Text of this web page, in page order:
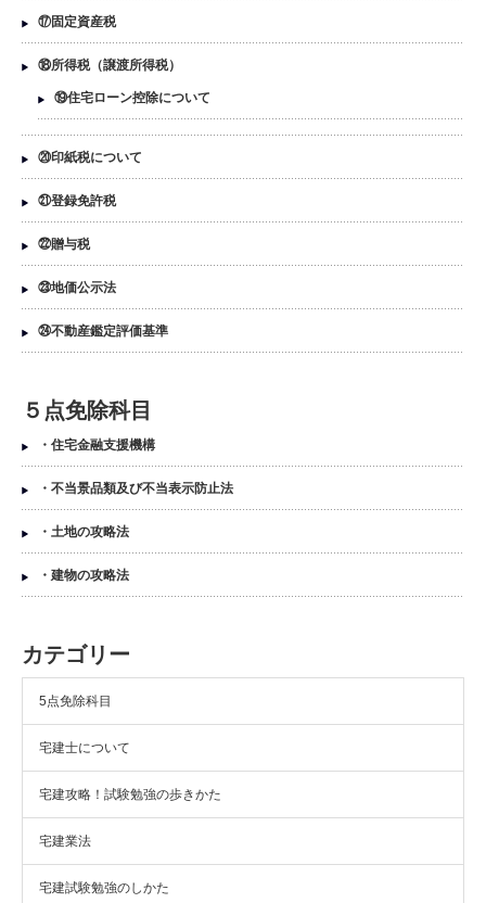
⑰固定資産税
⑱所得税（譲渡所得税）
⑲住宅ローン控除について
⑳印紙税について
㉑登録免許税
㉒贈与税
㉓地価公示法
㉔不動産鑑定評価基準
５点免除科目
・住宅金融支援機構
・不当景品類及び不当表示防止法
・土地の攻略法
・建物の攻略法
カテゴリー
5点免除科目
宅建士について
宅建攻略！試験勉強の歩きかた
宅建業法
宅建試験勉強のしかた